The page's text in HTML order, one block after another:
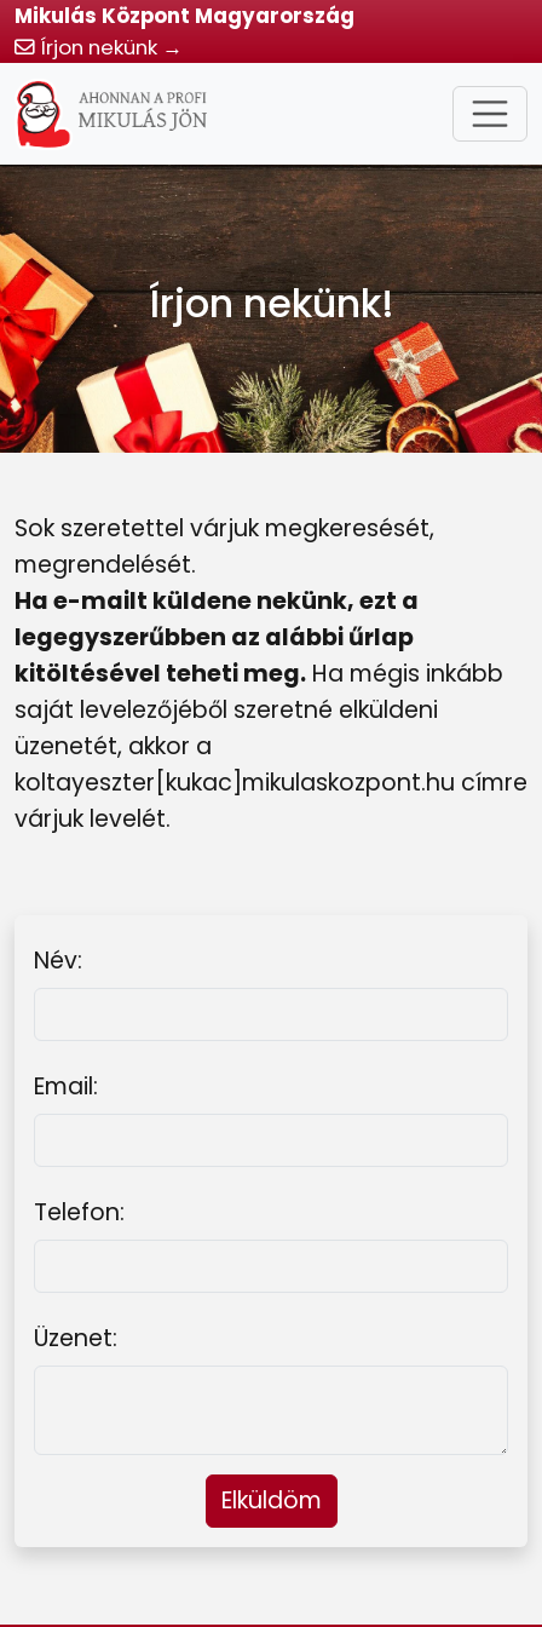
Mikulás Központ Magyarország
Írjon nekünk →
Írjon nekünk!
Sok szeretettel várjuk megkeresését,
megrendelését.
Ha e-mailt küldene nekünk, ezt a
legegyszerűbben az alábbi űrlap
kitöltésével teheti meg. Ha mégis inkább
saját levelezőjéből szeretné elküldeni
üzenetét, akkor a
koltayeszter[kukac]mikulaskozpont.hu címre
várjuk levelét.
Név:
Email:
Telefon:
Üzenet:
Elküldöm